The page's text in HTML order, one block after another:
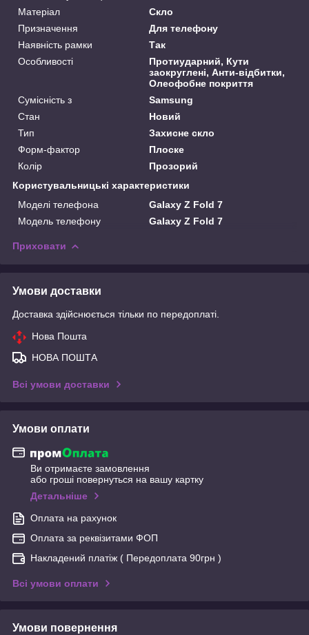
Матеріал
Скло
Призначення
Для телефону
Наявність рамки
Так
Особливості
Протиударний, Кути
заокруглені, Анти-відбитки,
Олеофобне покриття
Сумісність з
Samsung
Стан
Новий
Тип
Захисне скло
Форм-фактор
Плоске
Колір
Прозорий
Користувальницькі характеристики
Моделі телефона
Galaxy Z Fold 7
Модель телефону
Galaxy Z Fold 7
Приховати
Умови доставки
Доставка здійснюється тільки по передоплаті.
Нова Пошта
НОВА ПОШТА
Всі умови доставки
Умови оплати
Ви отримаєте замовлення
або гроші повернуться на вашу картку
Детальніше
Оплата на рахунок
Оплата за реквізитами ФОП
Накладений платіж ( Передоплата 90грн )
Всі умови оплати
Умови повернення